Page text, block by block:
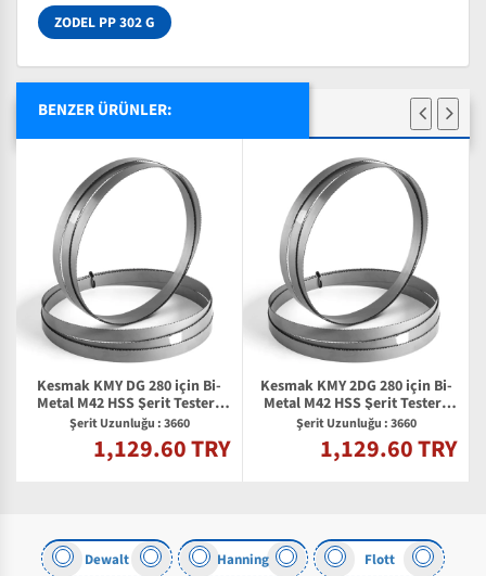
ZODEL PP 302 G
BENZER ÜRÜNLER:
Kesmak KMY DG 280 için Bi-
Metal M42 HSS Şerit Testere
Bıçağı
Şerit Uzunluğu : 3660
1,129.60 TRY
Kesmak KMY 2DG 280 için Bi-
Metal M42 HSS Şerit Testere
Bıçağı
Şerit Uzunluğu : 3660
1,129.60 TRY
Dewalt Hanning Flott